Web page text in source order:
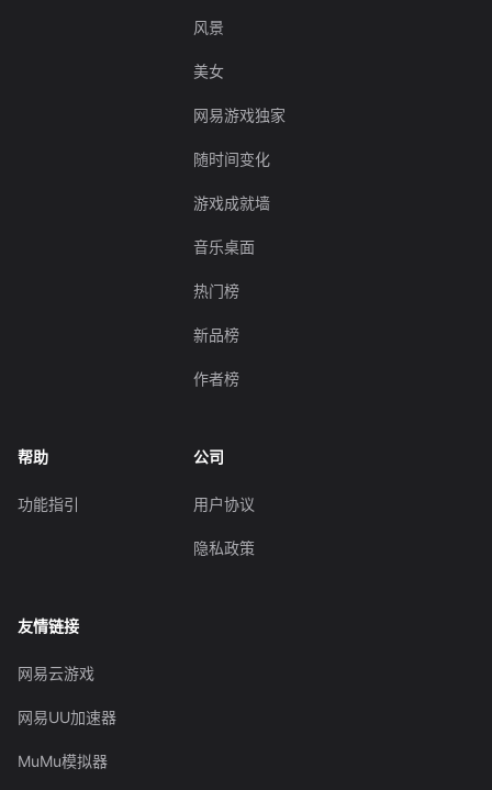
风景
美女
网易游戏独家
随时间变化
游戏成就墙
音乐桌面
热门榜
新品榜
作者榜
帮助
功能指引
公司
用户协议
隐私政策
友情链接
网易云游戏
网易UU加速器
MuMu模拟器